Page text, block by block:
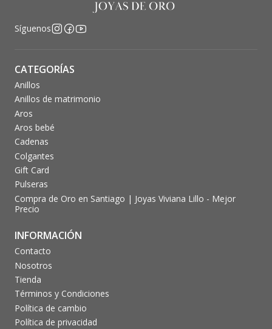
Síguenos
CATEGORÍAS
Anillos
Anillos de matrimonio
Aros
Aros bebé
Cadenas
Colgantes
Gift Card
Pulseras
Compra de Oro en Santiago | Joyas Viviana Lillo - Mejor
Precio
INFORMACIÓN
Contacto
Nosotros
Tienda
Términos y Condiciones
Política de cambio
Política de privacidad